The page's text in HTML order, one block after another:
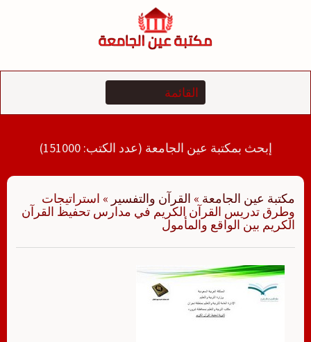
إبحث بمكتبة عين الجامعة (عدد الكتب: 151000)
مكتبة عين الجامعة » القرآن والتفسير » استراتيجات
وطرق تدريس القرآن الكريم في مدارس تحفيظ القرآن
الكريم بين الواقع والمأمول